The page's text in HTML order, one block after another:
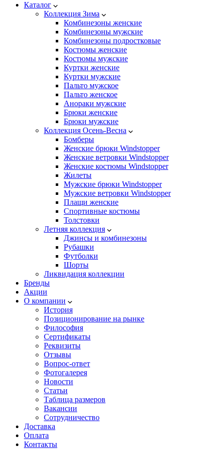
Каталог
Коллекция Зима
Комбинезоны женские
Комбинезоны мужские
Комбинезоны подростковые
Костюмы женские
Костюмы мужские
Куртки женские
Куртки мужские
Пальто мужское
Пальто женское
Анораки мужские
Брюки женские
Брюки мужские
Коллекция Осень-Весна
Бомберы
Женские брюки Windstopper
Женские ветровки Windstopper
Женские костюмы Windstopper
Жилеты
Мужские брюки Windstopper
Мужские ветровки Windstopper
Плащи женские
Спортивные костюмы
Толстовки
Летняя коллекция
Джинсы и комбинезоны
Рубашки
Футболки
Шорты
Ликвидация коллекции
Бренды
Акции
О компании
История
Позиционирование на рынке
Философия
Сертификаты
Реквизиты
Отзывы
Вопрос-ответ
Фотогалерея
Новости
Статьи
Таблица размеров
Вакансии
Сотрудничество
Доставка
Оплата
Контакты